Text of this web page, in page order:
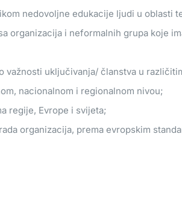
nedovoljne edukacije ljudi u oblasti
organizacija i neformalnih grupa koje
važnosti uključivanja/ članstva u
nacionalnom i regionalnom nivou;
regije, Evrope i svijeta;
organizacija, prema evropskim